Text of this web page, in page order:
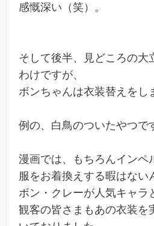
感慨深い（笑）。
そして後半、見どころの大
わけですが、
ボンちゃんは衣装替えをし
例の、白鳥のついたやつで
漫画では、もちろんインペ
服をお着換えする暇はない
ボン・クレーが人気キャラ
観客の皆さまもあの衣装を